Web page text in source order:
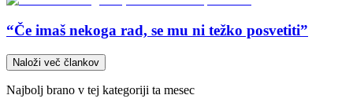
“Če imaš nekoga rad, se mu ni težko posvetiti”
Naloži več člankov
Najbolj brano v tej kategoriji ta mesec